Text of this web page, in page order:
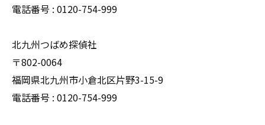
電話番号 : 0120-754-999
北九州つばめ探偵社
〒802-0064
福岡県北九州市小倉北区片野3-15-9
電話番号 : 0120-754-999